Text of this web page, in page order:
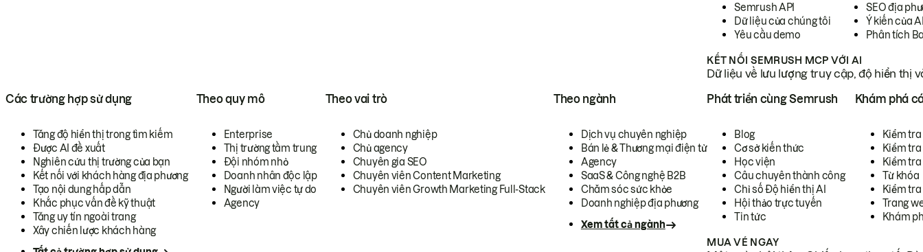
Semrush API
Dữ liệu của chúng tôi
Yêu cầu demo
SEO địa
Ý kiến của
Phân tích
KẾT NỐI SEMRUSH MCP VỚI AI
Dữ liệu về lưu lượng truy cập, độ hiển thị
Các trường hợp sử dụng
Tăng độ hiển thị trong tìm kiếm
Được AI đề xuất
Nghiên cứu thị trường của bạn
Kết nối với khách hàng địa phương
Tạo nội dung hấp dẫn
Khắc phục vấn đề kỹ thuật
Tăng uy tín ngoài trang
Xây chiến lược khách hàng
Theo quy mô
Enterprise
Thị trường tầm trung
Đội nhóm nhỏ
Doanh nhân độc lập
Người làm việc tự do
Agency
Theo vai trò
Chủ doanh nghiệp
Chủ agency
Chuyên gia SEO
Chuyên viên Content Marketing
Chuyên viên Growth Marketing Full-Stack
Theo ngành
Dịch vụ chuyên nghiệp
Bán lẻ & Thương mại điện tử
Agency
SaaS & Công nghệ B2B
Chăm sóc sức khỏe
Doanh nghiệp địa phương
Xem tất cả ngành
Phát triển cùng Semrush
Blog
Cơ sở kiến thức
Học viện
Câu chuyên thành công
Chỉ số Độ hiển thị AI
Hội thảo trực tuyến
Tin tức
Khám phá
Kiểm
Kiểm tra
Kiểm
Từ khóa
Kiểm
Trang
Khám
MUA VÉ NGAY